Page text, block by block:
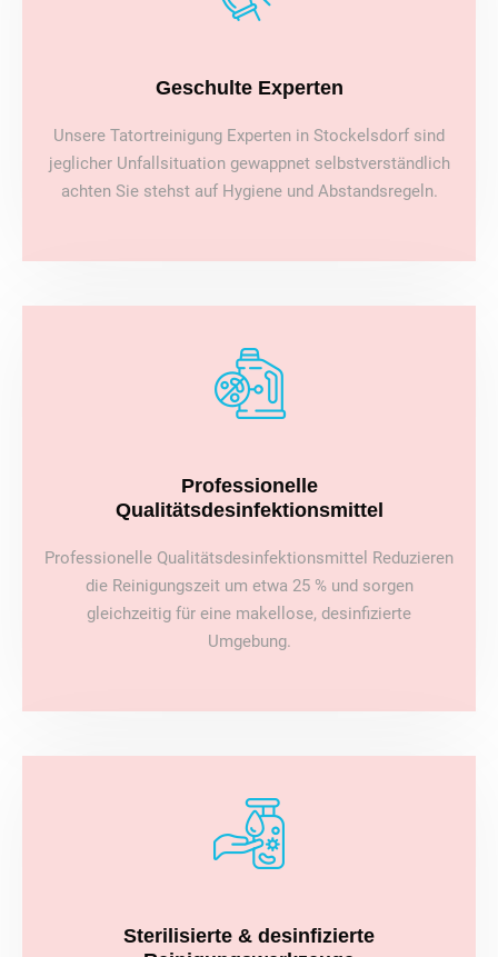
Geschulte Experten
Unsere Tatortreinigung Experten in Stockelsdorf sind
jeglicher Unfallsituation gewappnet selbstverständlich
achten Sie stehst auf Hygiene und Abstandsregeln.
Professionelle
Qualitätsdesinfektionsmittel
Professionelle Qualitätsdesinfektionsmittel Reduzieren
die Reinigungszeit um etwa 25 % und sorgen
gleichzeitig für eine makellose, desinfizierte
Umgebung.
Sterilisierte & desinfizierte